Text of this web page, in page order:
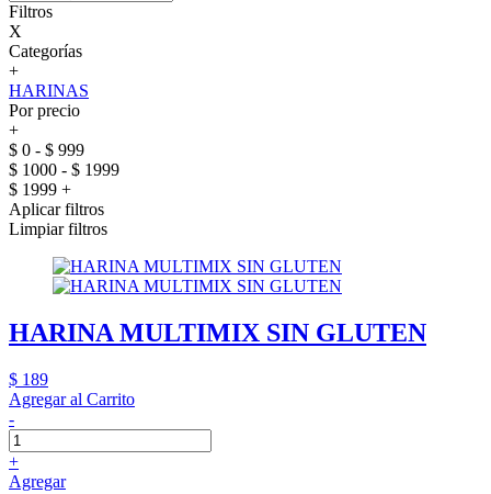
Filtros
X
Categorías
+
HARINAS
Por precio
+
$ 0 - $ 999
$ 1000 - $ 1999
$ 1999 +
Aplicar filtros
Limpiar filtros
HARINA MULTIMIX SIN GLUTEN
$ 189
Agregar al Carrito
-
+
Agregar